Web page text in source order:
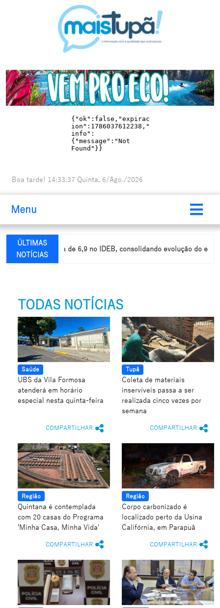
Boa tarde! 14:33:38 Quinta, 6/Ago./2026
Menu
ÚLTIMAS
NOTÍCIAS
e alcança nota de 6,9 no IDEB, consolidando evolução do ensino
TODAS NOTÍCIAS
Saúde
UBS da Vila Formosa
atenderá em horário
especial nesta quinta-feira
COMPARTILHAR
Tupã
Coleta de materiais
inservíveis passa a ser
realizada cinco vezes por
semana
COMPARTILHAR
Região
Quintana é contemplada
com 20 casas do Programa
'Minha Casa, Minha Vida'
COMPARTILHAR
Região
Corpo carbonizado é
localizado perto da Usina
Califórnia, em Parapuã
COMPARTILHAR